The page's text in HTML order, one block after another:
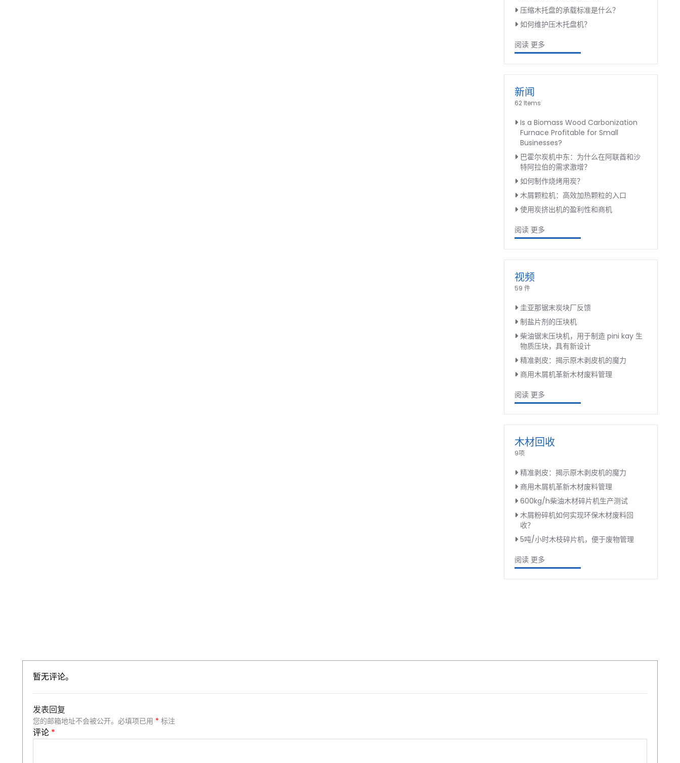
压缩木托盘的承载标准是什么？
如何维护压木托盘机？
阅读 更多
新闻
62 Items
Is a Biomass Wood Carbonization
Furnace Profitable for Small
Businesses?
巴霍尔炭机中东：为什么在阿联酋和沙
特阿拉伯的需求激增？
如何制作烧烤用炭？
木屑颗粒机：高效加热颗粒的入口
使用炭挤出机的盈利性和商机
阅读 更多
视频
59 件
圭亚那锯末炭块厂反馈
制盐片剂的压块机
柴油锯末压块机，用于制造 pini kay 生
物质压块，具有新设计
精准剥皮：揭示原木剥皮机的魔力
商用木屑机革新木材废料管理
阅读 更多
木材回收
9项
精准剥皮：揭示原木剥皮机的魔力
商用木屑机革新木材废料管理
600kg/h柴油木材碎片机生产测试
木屑粉碎机如何实现环保木材废料回
收？
5吨/小时木枝碎片机，便于废物管理
阅读 更多
暂无评论。
发表回复
您的邮箱地址不会被公开。 必填项已用 * 标注
评论 *